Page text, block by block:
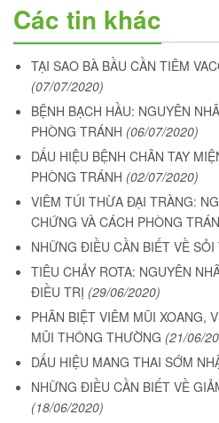
Các tin khác
TẠI SAO BÀ BẦU CẦN TIÊM
(07/07/2020)
BỆNH BẠCH HẦU: NGUYÊN
PHÒNG TRÁNH (06/07/2020)
DẤU HIỆU BỆNH CHÂN TAY
PHÒNG TRÁNH (02/07/2020)
VIÊM TÚI THỪA ĐẠI TRÀNG:
CHỨNG VÀ CÁCH PHÒNG
NHỮNG ĐIỀU CẦN BIẾT VỀ SỎI
TIÊU CHẢY ROTA: NGUYÊN
ĐIỀU TRỊ (29/06/2020)
PHÂN BIỆT VIÊM MŨI XOANG,
MŨI THÔNG THƯỜNG (21/06/
DẤU HIỆU MANG THAI SỚM
NHỮNG ĐIỀU CẦN BIẾT VỀ
(18/06/2020)